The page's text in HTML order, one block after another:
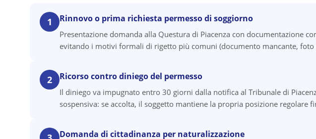
1 Rinnovo o prima richiesta permesso di soggiorno
Presentazione domanda alla Questura di Piacenza con documentazione
evitando i motivi formali di rigetto più comuni (documento mancante,
2 Ricorso contro diniego del permesso
Il diniego va impugnato entro 30 giorni dalla notifica al Tribunale di
sospensiva: se accolta, il soggetto mantiene la propria posizione regolare
Domanda di cittadinanza per naturalizzazione